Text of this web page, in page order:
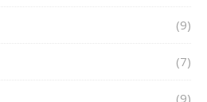
(9)
(7)
(9)